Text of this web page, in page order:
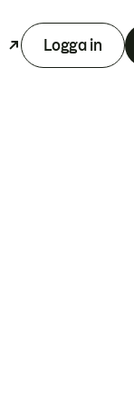
Logga in